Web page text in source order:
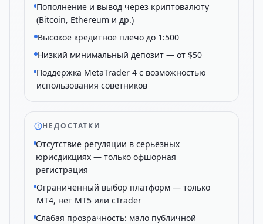
Пополнение и вывод через криптовалюту
(Bitcoin, Ethereum и др.)
Высокое кредитное плечо до 1:500
Низкий минимальный депозит — от $50
Поддержка MetaTrader 4 с возможностью
использования советников
НЕДОСТАТКИ
Отсутствие регуляции в серьёзных
юрисдикциях — только офшорная
регистрация
Ограниченный выбор платформ — только
MT4, нет MT5 или cTrader
Слабая прозрачность: мало публичной